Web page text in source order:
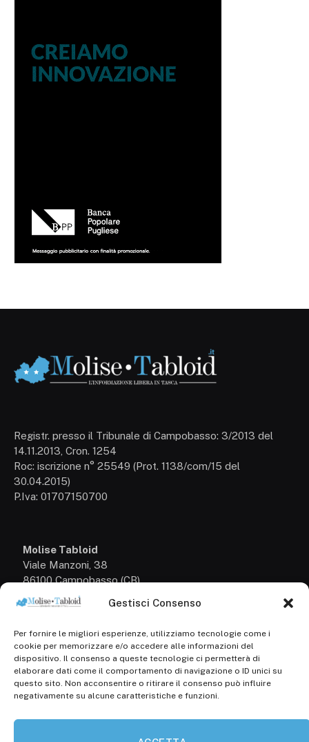
Gestisci Consenso
Per fornire le migliori esperienze, utilizziamo tecnologie come i
cookie per memorizzare e/o accedere alle informazioni del
dispositivo. Il consenso a queste tecnologie ci permetterà di
elaborare dati come il comportamento di navigazione o ID unici su
questo sito. Non acconsentire o ritirare il consenso può influire
negativamente su alcune caratteristiche e funzioni.
Registr. presso il Tribunale di Campobasso: 3/2013 del
14.11.2013, Cron. 1254
Roc: iscrizione n° 25549 (Prot. 1138/com/15 del
30.04.2015)
P.Iva: 01707150700
Molise Tabloid
Viale Manzoni, 38
86100 Campobasso (CB)
+39 3333169466
Scrivici a:
info@molisetabloid.it
commerciale@molisetabloid.it
Disclaimer